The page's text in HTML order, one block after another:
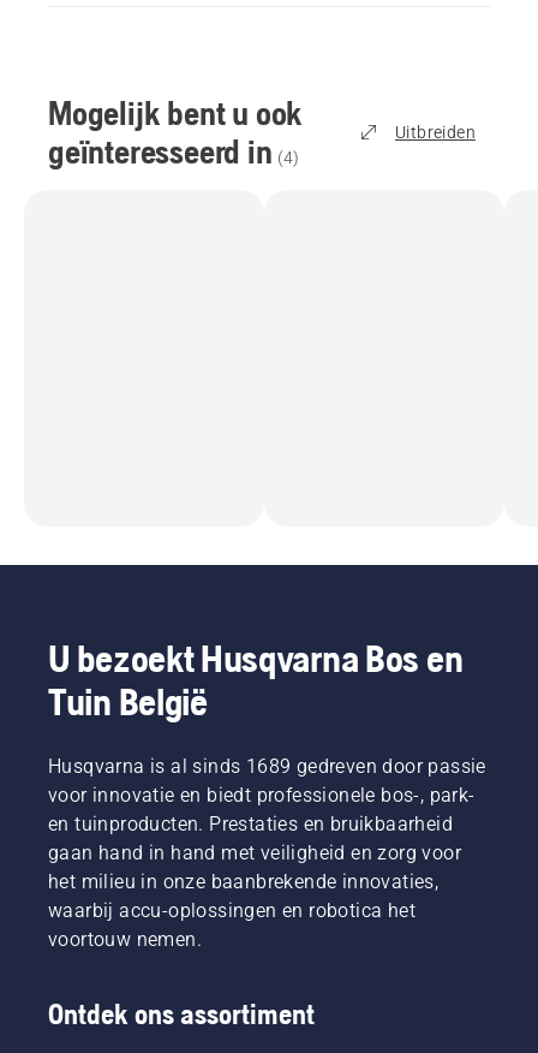
Mogelijk bent u ook
geïnteresseerd in (4)
Uitbreiden
U bezoekt Husqvarna Bos en
Tuin België
Husqvarna is al sinds 1689 gedreven door passie
voor innovatie en biedt professionele bos-, park-
en tuinproducten. Prestaties en bruikbaarheid
gaan hand in hand met veiligheid en zorg voor
het milieu in onze baanbrekende innovaties,
waarbij accu-oplossingen en robotica het
voortouw nemen.
Ontdek ons assortiment